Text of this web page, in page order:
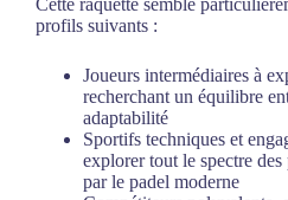
Comparez et achetez
Piton Nakano 15K au